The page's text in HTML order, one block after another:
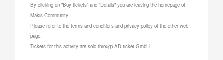
By clicking on "Buy tickets" and "Details" you are leaving the homepage of
Makis Community.
Please refer to the terms and conditions and privacy policy of the other web
page.
Tickets for this activity are sold through AD ticket GmbH.